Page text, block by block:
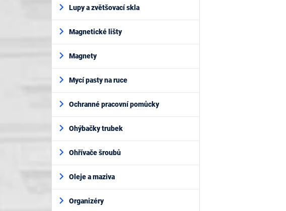
Lupy a zvětšovací skla
Magnetické lišty
Magnety
Mycí pasty na ruce
Ochranné pracovní pomůcky
Ohýbačky trubek
Ohřívače šroubů
Oleje a maziva
Organizéry